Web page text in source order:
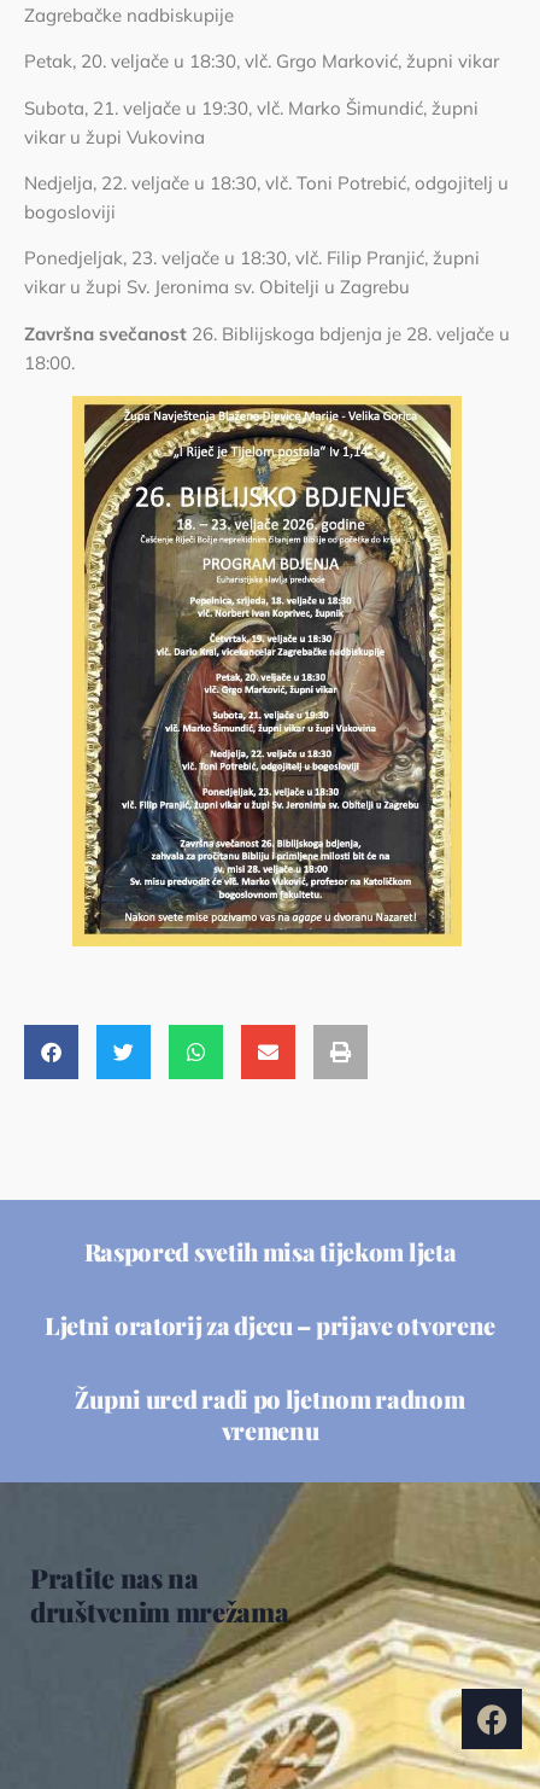
Zagrebačke nadbiskupije
Petak, 20. veljače u 18:30, vlč. Grgo Marković, župni vikar
Subota, 21. veljače u 19:30, vlč. Marko Šimundić, župni
vikar u župi Vukovina
Nedjelja, 22. veljače u 18:30, vlč. Toni Potrebić, odgojitelj u
bogosloviji
Ponedjeljak, 23. veljače u 18:30, vlč. Filip Pranjić, župni
vikar u župi Sv. Jeronima sv. Obitelji u Zagrebu
Završna svečanost 26. Biblijskoga bdjenja je 28. veljače u
18:00.
Raspored svetih misa tijekom ljeta
Ljetni oratorij za djecu – prijave otvorene
Župni ured radi po ljetnom radnom
vremenu
Pratite nas na
društvenim mrežama